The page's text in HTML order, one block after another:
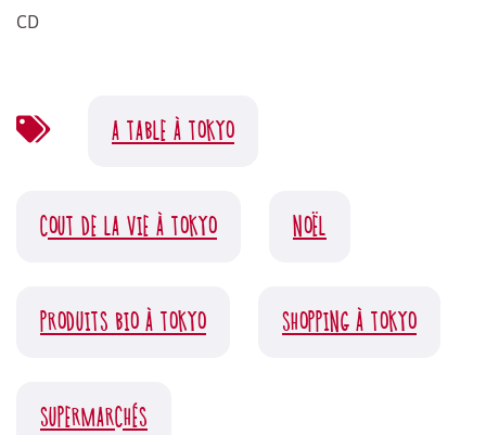
CD
A TABLE À TOKYO
COUT DE LA VIE À TOKYO NOËL
PRODUITS BIO À TOKYO SHOPPING À TOKYO
SUPERMARCHÉS